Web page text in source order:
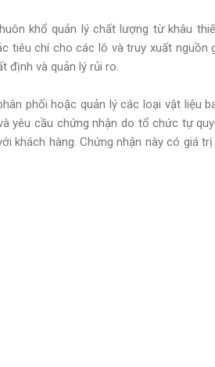
khổ quản lý chất lượng từ khâu
tiêu chí cho các lô và truy xuất nguồn
định và quản lý rủi ro.
phối hoặc quản lý các loại vật liệu
yêu cầu chứng nhận do tổ chức tự
khách hàng. Chứng nhận này có giá